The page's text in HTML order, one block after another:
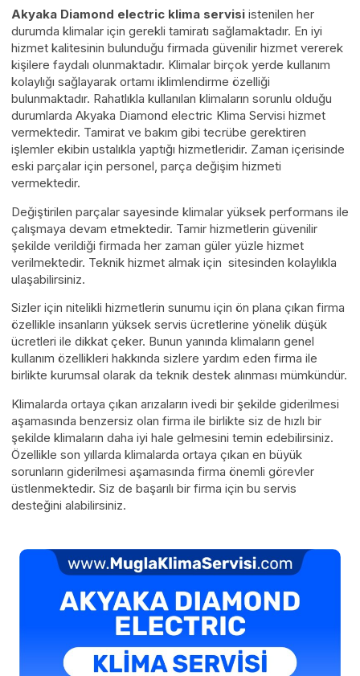
Akyaka Diamond electric klima servisi istenilen her
durumda klimalar için gerekli tamiratı sağlamaktadır. En iyi
hizmet kalitesinin bulunduğu firmada güvenilir hizmet vererek
kişilere faydalı olunmaktadır. Klimalar birçok yerde kullanım
kolaylığı sağlayarak ortamı iklimlendirme özelliği
bulunmaktadır. Rahatlıkla kullanılan klimaların sorunlu olduğu
durumlarda Akyaka Diamond electric Klima Servisi hizmet
vermektedir. Tamirat ve bakım gibi tecrübe gerektiren
işlemler ekibin ustalıkla yaptığı hizmetleridir. Zaman içerisinde
eski parçalar için personel, parça değişim hizmeti
vermektedir.
Değiştirilen parçalar sayesinde klimalar yüksek performans ile
çalışmaya devam etmektedir. Tamir hizmetlerin güvenilir
şekilde verildiği firmada her zaman güler yüzle hizmet
verilmektedir. Teknik hizmet almak için sitesinden kolaylıkla
ulaşabilirsiniz.
Sizler için nitelikli hizmetlerin sunumu için ön plana çıkan firma
özellikle insanların yüksek servis ücretlerine yönelik düşük
ücretleri ile dikkat çeker. Bunun yanında klimaların genel
kullanım özellikleri hakkında sizlere yardım eden firma ile
birlikte kurumsal olarak da teknik destek alınması mümkündür.
Klimalarda ortaya çıkan arızaların ivedi bir şekilde giderilmesi
aşamasında benzersiz olan firma ile birlikte siz de hızlı bir
şekilde klimaların daha iyi hale gelmesini temin edebilirsiniz.
Özellikle son yıllarda klimalarda ortaya çıkan en büyük
sorunların giderilmesi aşamasında firma önemli görevler
üstlenmektedir. Siz de başarılı bir firma için bu servis
desteğini alabilirsiniz.